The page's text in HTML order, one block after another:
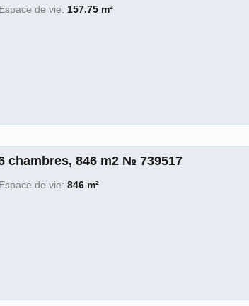
Espace de vie: 157.75 m²
chambres, 846 m2 № 739517
Espace de vie: 846 m²